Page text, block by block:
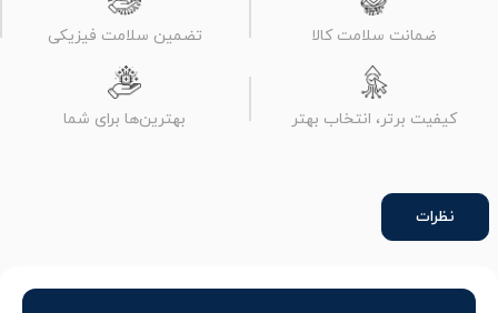
ضمانت سلامت کالا تضمین سلامت فیزیکی
کیفیت برتر، انتخاب بهتر بهترین‌ها برای شما
نظرات